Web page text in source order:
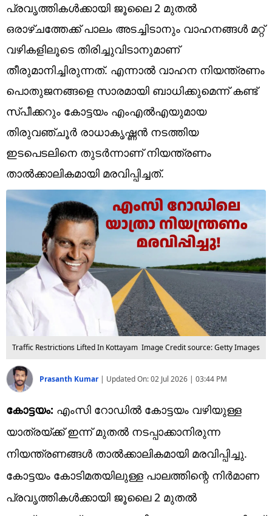
Web Story
Short Videos
പ്രവൃത്തികൾക്കായി ജൂ​ലൈ 2 മുതൽ
ഒരാഴ്ചത്തേക്ക് പാലം അ‌ടച്ചിടാനും വാഹനങ്ങൾ മറ്റ്
വഴികളിലൂടെ തിരിച്ചുവിടാനുമാണ്
തീരുമാനിച്ചിരുന്നത്. എന്നാൽ വാഹന നിയന്ത്രണം
പൊതുജനങ്ങളെ സാരമായി ബാധിക്കുമെന്ന് കണ്ട്
സ്പീക്കറും കോട്ടയം എംഎൽഎയുമായ
തിരുവഞ്ചൂർ രാധാകൃഷ്ണൻ നടത്തിയ
ഇടപെടലിനെ തുടർന്നാണ് നിയന്ത്രണം
താൽക്കാലികമായി മരവിപ്പിച്ചത്.
Traffic Restrictions Lifted In Kottayam Image Credit source: Getty Images
Prasanth Kumar | Updated On:02 Jul 2026 | 03:44 PM
കോട്ടയം: എംസി റോഡിൽ കോട്ടയം വഴിയുള്ള
യാത്രയ്ക്ക് ഇന്ന് മുതൽ നടപ്പാക്കാനിരുന്ന
നിയന്ത്രണങ്ങൾ താൽക്കാലികമായി മരവിപ്പിച്ചു.
കോട്ടയം കോടിമതയിലുള്ള പാലത്തിന്റെ നിർമാണ
പ്രവൃത്തികൾക്കായി ജൂ​ലൈ 2 മുതൽ